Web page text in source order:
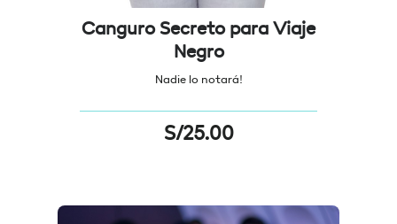
Canguro Secreto para Viaje
Negro
Nadie lo notará!
S/25.00